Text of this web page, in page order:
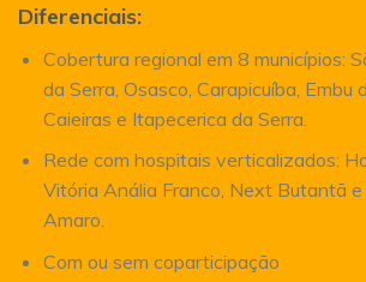
Diferenciais:
Cobertura regional em 8 municípios:
da Serra, Osasco, Carapicuíba, Embu
Caieiras e Itapecerica da Serra.
Rede com hospitais verticalizados:
Vitória Anália Franco, Next Butantã
Amaro.
Com ou sem coparticipação